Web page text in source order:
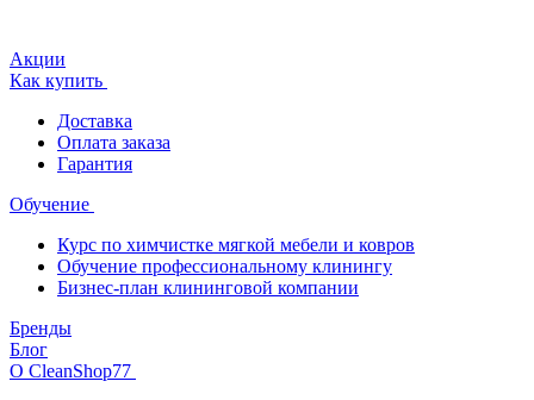
Акции
Как купить
Доставка
Оплата заказа
Гарантия
Обучение
Курс по химчистке мягкой мебели и ковров
Обучение профессиональному клинингу
Бизнес-план клининговой компании
Бренды
Блог
О CleanShop77